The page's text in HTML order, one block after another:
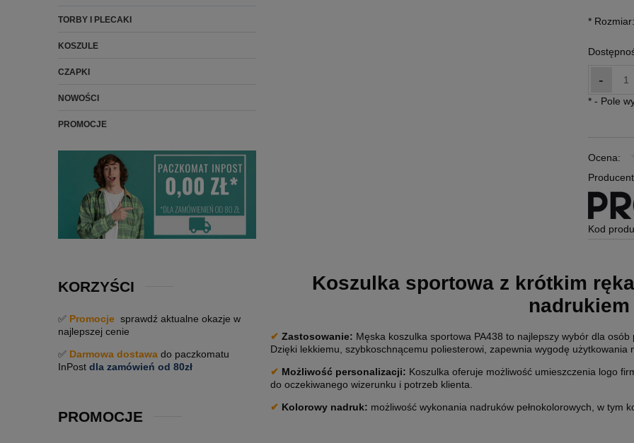
TORBY I PLECAKI
KOSZULE
CZAPKI
NOWOŚCI
PROMOCJE
KORZYŚCI
✅ Promocje sprawdź aktualne okazje w
najlepszej cenie
✅ Darmowa dostawa do paczkomatu
InPost dla zamówień od 80zł
PROMOCJE
* Rozmiar:
-
* - Pole
Ocena:
Kod
Koszulka sportowa z krótkim
nadrukiem
✔ Zastosowanie: Męska koszulka sportowa PA438 to najlepszy wybór dla
Dzięki lekkiemu, szybkoschnącemu poliesterowi, zapewnia wygodę użytkowania
✔ Możliwość personalizacji: Koszulka oferuje możliwość umieszczenia logo
do oczekiwanego wizerunku i potrzeb klienta.
✔ Kolorowy nadruk: możliwość wykonania nadruków pełnokolorowych, w tym